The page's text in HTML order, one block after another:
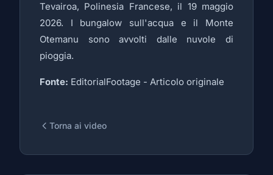
Tevairoa, Polinesia Francese, il 19 maggio
2026. I bungalow sull'acqua e il Monte
Otemanu sono avvolti dalle nuvole di
pioggia.
Fonte: EditorialFootage - Articolo originale
Torna ai video